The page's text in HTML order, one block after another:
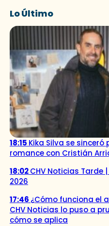
Lo Último
18:15 Kika Silva se sinceró
romance con Cristián
18:02CHV Noticias Tarde
2026
17:46 ¿Cómo funciona el
CHV Noticias lo puso a
cómo se aplica